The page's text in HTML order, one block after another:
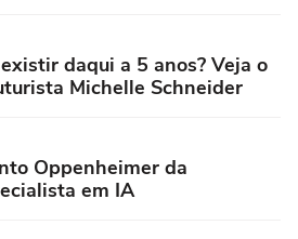
daqui a 5 anos? Veja o
Michelle Schneider
Oppenheimer da
em IA